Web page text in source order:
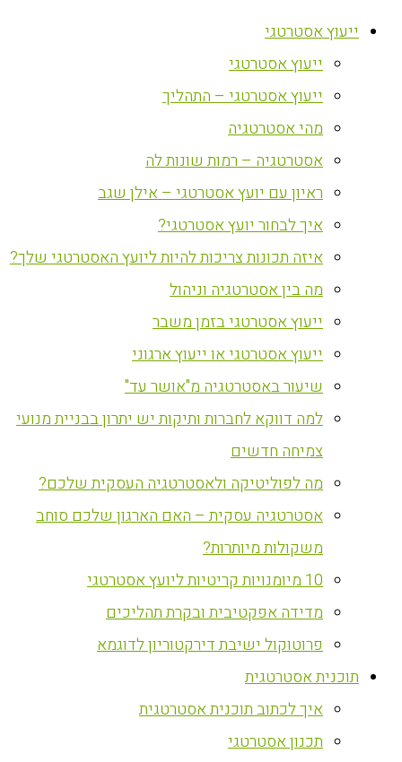
ייעוץ אסטרטגי
ייעוץ אסטרטגי
ייעוץ אסטרטגי – התהליך
מהי אסטרטגיה
אסטרטגיה – רמות שונות לה
ראיון עם יועץ אסטרטגי – אילן שגב
איך לבחור יועץ אסטרטגי?
איזה תכונות צריכות להיות ליועץ האסטרטגי שלך?
מה בין אסטרטגיה וניהול
ייעוץ אסטרטגי בזמן משבר
ייעוץ אסטרטגי או ייעוץ ארגוני
שיעור באסטרטגיה מ"אושר עד"
למה דווקא לחברות ותיקות יש יתרון בבניית מנועי
צמיחה חדשים
מה לפוליטיקה ולאסטרטגיה העסקית שלכם?
אסטרטגיה עסקית – האם הארגון שלכם סוחב
משקולות מיותרות?
10 מיומנויות קריטיות ליועץ אסטרטגי
מדידה אפקטיבית ובקרת תהליכים
פרוטוקול ישיבת דירקטוריון לדוגמא
‏תוכנית אסטרטגית
איך לכתוב תוכנית אסטרטגית
תכנון אסטרטגי